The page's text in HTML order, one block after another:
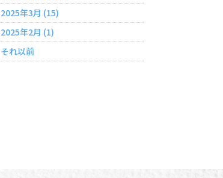
2025年3月 (15)
2025年2月 (1)
それ以前